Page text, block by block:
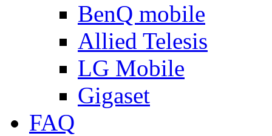
BenQ mobile
Allied Telesis
LG Mobile
Gigaset
FAQ